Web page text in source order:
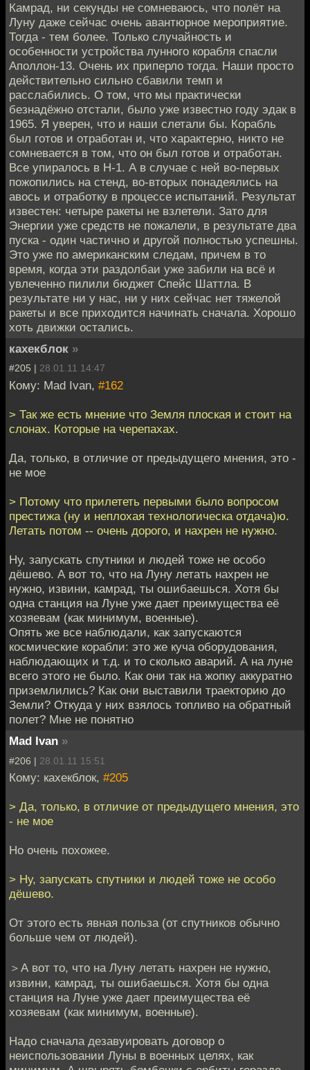
Камрад, ни секунды не сомневаюсь, что полёт на
Луну даже сейчас очень авантюрное мероприятие.
Тогда - тем более. Только случайность и
особенности устройства лунного корабля спасли
Аполлон-13. Очень их приперло тогда. Наши просто
действительно сильно сбавили темп и
расслабились. О том, что мы практически
безнадёжно отстали, было уже известно году эдак в
1965. Я уверен, что и наши слетали бы. Корабль
был готов и отработан и, что характерно, никто не
сомневается в том, что он был готов и отработан.
Все упиралось в Н-1. А в случае с ней во-первых
пожопились на стенд, во-вторых понадеялись на
авось и отработку в процессе испытаний. Результат
известен: четыре ракеты не взлетели. Зато для
Энергии уже средств не пожалели, в результате два
пуска - один частично и другой полностью успешны.
Это уже по американским следам, причем в то
время, когда эти раздолбаи уже забили на всё и
увлеченно пилили бюджет Спейс Шаттла. В
результате ни у нас, ни у них сейчас нет тяжелой
ракеты и все приходится начинать сначала. Хорошо
хоть движки остались.
кахекблок »
#205 | 28.01.11 14:47
Кому: Mad Ivan, #162
> Так же есть мнение что Земля плоская и стоит на
слонах. Которые на черепахах.
Да, только, в отличие от предыдущего мнения, это -
не мое
> Потому что прилететь первыми было вопросом
престижа (ну и неплохая технологическа отдача)ю.
Летать потом -- очень дорого, и нахрен не нужно.
Ну, запускать спутники и людей тоже не особо
дёшево. А вот то, что на Луну летать нахрен не
нужно, извини, камрад, ты ошибаешься. Хотя бы
одна станция на Луне уже дает преимущества её
хозяевам (как минимум, военные).
Опять же все наблюдали, как запускаются
космические корабли: это же куча оборудования,
наблюдающих и т.д. и то сколько аварий. А на луне
всего этого не было. Как они так на жопку аккуратно
приземлились? Как они выставили траекторию до
Земли? Откуда у них взялось топливо на обратный
полет? Мне не понятно
Mad Ivan »
#206 | 28.01.11 15:51
Кому: кахекблок, #205
> Да, только, в отличие от предыдущего мнения, это
- не мое
Но очень похожее.
> Ну, запускать спутники и людей тоже не особо
дёшево.
От этого есть явная польза (от спутников обычно
больше чем от людей).
＞А вот то, что на Луну летать нахрен не нужно,
извини, камрад, ты ошибаешься. Хотя бы одна
станция на Луне уже дает преимущества её
хозяевам (как минимум, военные).
Надо сначала дезавуировать договор о
неиспользовании Луны в военных целях, как